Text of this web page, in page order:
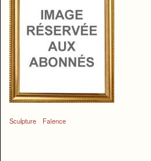
Sculpture Faïence